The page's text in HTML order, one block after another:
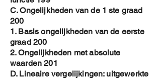
C. Ongelijkheden van de 1 ste graad
200
1. Basis ongelijkheden van de eerste
graad 200
2. Ongelijkheden met absolute
waarden 201
D. Lineaire vergelijkingen: uitgewerkte